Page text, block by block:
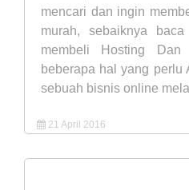
mencari dan ingin
murah, sebaiknya
membeli Hosting
beberapa hal yang perlu
sebuah bisnis online
21 April 2016